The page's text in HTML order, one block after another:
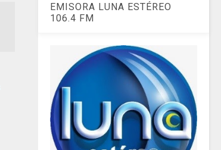
EMISORA LUNA ESTÉREO
106.4 FM